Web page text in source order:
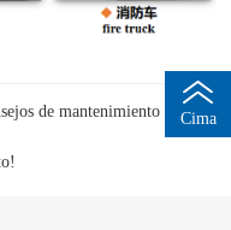
de mantenimiento de suCima